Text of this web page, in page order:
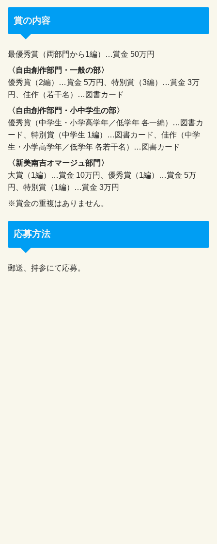
賞の内容
最優秀賞（両部門から1編）…賞金 50万円
〈自由創作部門・一般の部〉
優秀賞（2編）…賞金 5万円、特別賞（3編）…賞金 3万
円、佳作（若干名）…図書カード
〈自由創作部門・小中学生の部〉
優秀賞（中学生・小学高学年／低学年 各一編）…図書カ
ード、特別賞（中学生 1編）…図書カード、佳作（中学
生・小学高学年／低学年 各若干名）…図書カード
〈新美南吉オマージュ部門〉
大賞（1編）…賞金 10万円、優秀賞（1編）…賞金 5万
円、特別賞（1編）…賞金 3万円
※賞金の重複はありません。
応募方法
郵送、持参にて応募。